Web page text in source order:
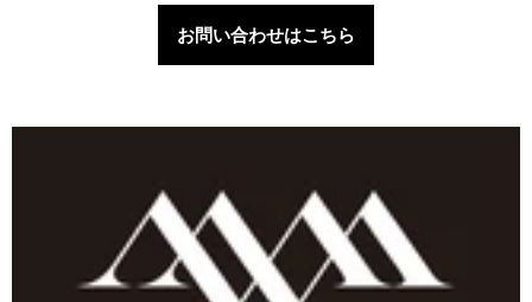
お問い合わせはこちら